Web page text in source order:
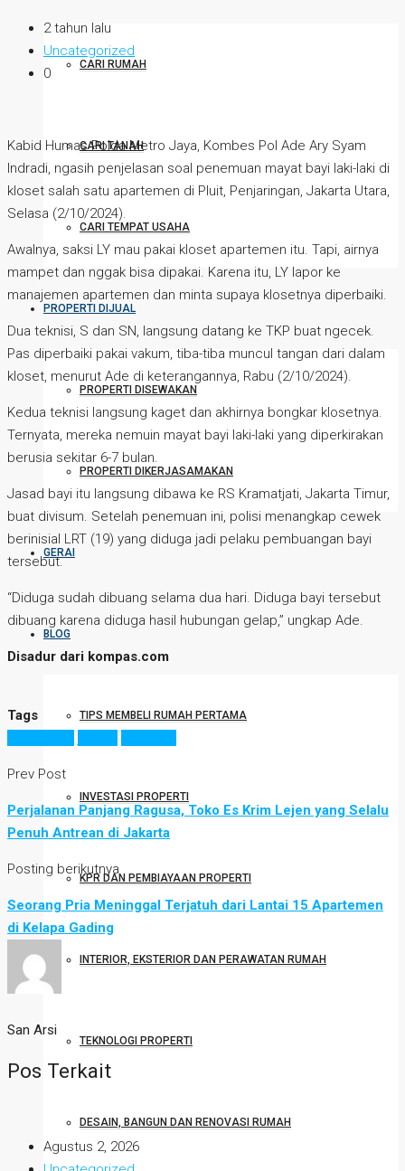
CARI RUMAH
CARI TANAH
CARI TEMPAT USAHA
PROPERTI DIJUAL
PROPERTI DISEWAKAN
PROPERTI DIKERJASAMAKAN
GERAI
BLOG
TIPS MEMBELI RUMAH PERTAMA
INVESTASI PROPERTI
KPR DAN PEMBIAYAAN PROPERTI
INTERIOR, EKSTERIOR DAN PERAWATAN RUMAH
TEKNOLOGI PROPERTI
DESAIN, BANGUN DAN RENOVASI RUMAH
2 tahun lalu
Uncategorized
0
Kabid Humas Polda Metro Jaya, Kombes Pol Ade Ary Syam
Indradi, ngasih penjelasan soal penemuan mayat bayi laki-laki di
kloset salah satu apartemen di Pluit, Penjaringan, Jakarta Utara,
Selasa (2/10/2024).
Awalnya, saksi LY mau pakai kloset apartemen itu. Tapi, airnya
mampet dan nggak bisa dipakai. Karena itu, LY lapor ke
manajemen apartemen dan minta supaya klosetnya diperbaiki.
Dua teknisi, S dan SN, langsung datang ke TKP buat ngecek.
Pas diperbaiki pakai vakum, tiba-tiba muncul tangan dari dalam
kloset, menurut Ade di keterangannya, Rabu (2/10/2024).
Kedua teknisi langsung kaget dan akhirnya bongkar klosetnya.
Ternyata, mereka nemuin mayat bayi laki-laki yang diperkirakan
berusia sekitar 6-7 bulan.
Jasad bayi itu langsung dibawa ke RS Kramatjati, Jakarta Timur,
buat divisum. Setelah penemuan ini, polisi menangkap cewek
berinisial LRT (19) yang diduga jadi pelaku pembuangan bayi
tersebut.
“Diduga sudah dibuang selama dua hari. Diduga bayi tersebut
dibuang karena diduga hasil hubungan gelap,” ungkap Ade.
Disadur dari kompas.com
Tags
Prev Post
Perjalanan Panjang Ragusa, Toko Es Krim Lejen yang Selalu
Penuh Antrean di Jakarta
Posting berikutnya
Seorang Pria Meninggal Terjatuh dari Lantai 15 Apartemen
di Kelapa Gading
San Arsi
Pos Terkait
Agustus 2, 2026